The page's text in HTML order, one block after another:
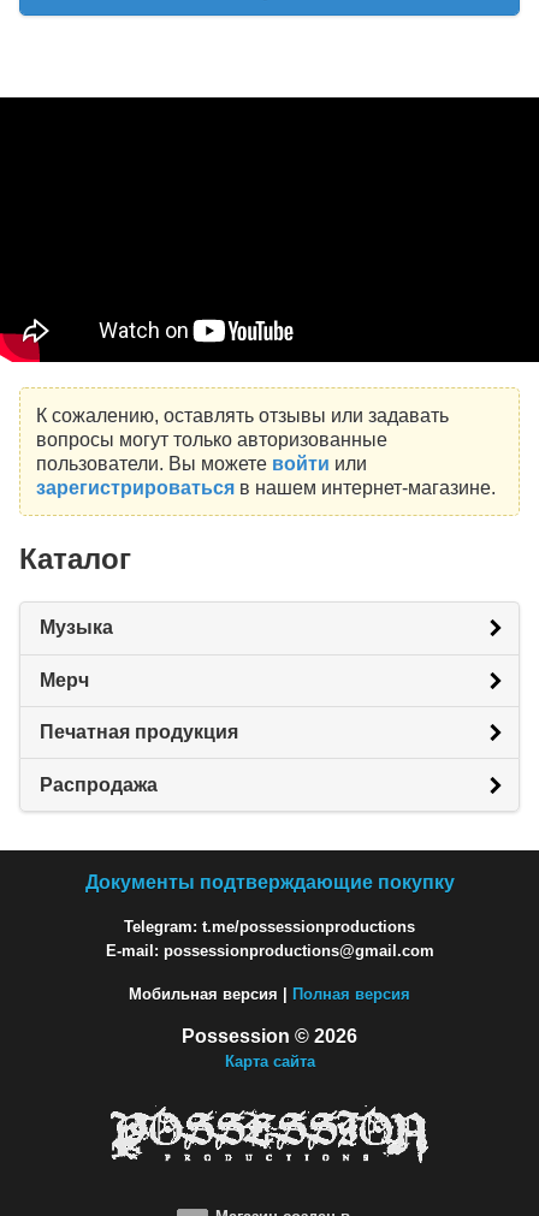
К сожалению, оставлять отзывы или задавать
вопросы могут только авторизованные
пользователи. Вы можете войти или
зарегистрироватьсяв нашем интернет-магазине.
Каталог
Музыка
Мерч
Печатная продукция
Распродажа
Документы подтверждающие покупку
Telegram: t.me/possessionproductions
E-mail: possessionproductions@gmail.com
Мобильная версия | Полная версия
Possession © 2026
Карта сайта